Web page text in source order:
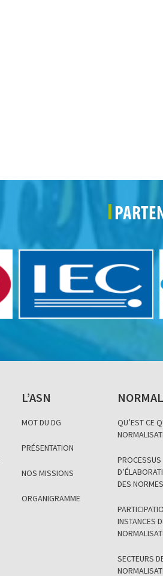
L’ASN
MOT DU DG
PRÉSENTATION
NOS MISSIONS
ORGANIGRAMME
QU’EST CE
PROCESSUS
DES NORMES
INSTANCES
SECTEURS